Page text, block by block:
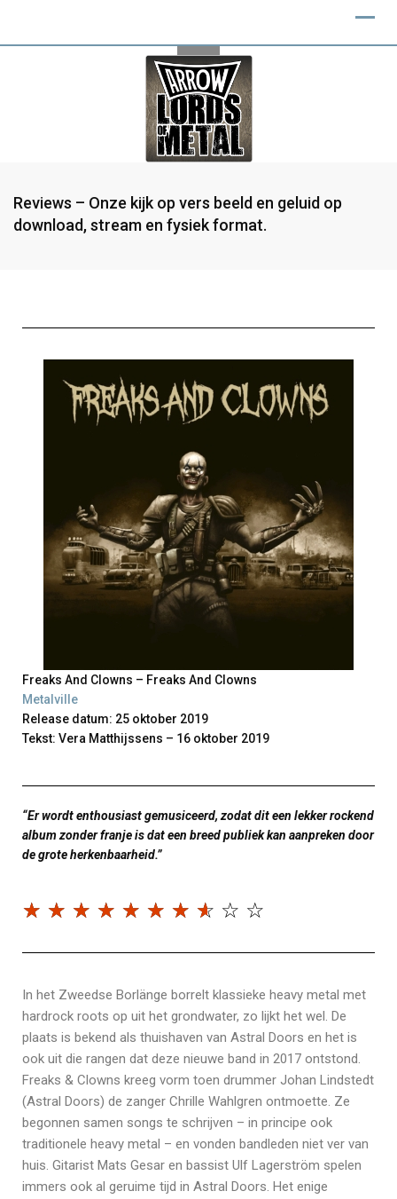
Reviews – Onze kijk op vers beeld en geluid op
download, stream en fysiek format.
Freaks And Clowns – Freaks And Clowns
Metalville
Release datum: 25 oktober 2019
Tekst: Vera Matthijssens – 16 oktober 2019
“Er wordt enthousiast gemusiceerd, zodat dit een lekker rockend
album zonder franje is dat een breed publiek kan aanpreken door
de grote herkenbaarheid.”
☆ ☆ ☆ ☆ ☆ ☆ ☆ ☆ ☆ ☆
In het Zweedse Borlänge borrelt klassieke heavy metal met
hardrock roots op uit het grondwater, zo lijkt het wel. De
plaats is bekend als thuishaven van Astral Doors en het is
ook uit die rangen dat deze nieuwe band in 2017 ontstond.
Freaks & Clowns kreeg vorm toen drummer Johan Lindstedt
(Astral Doors) de zanger Chrille Wahlgren ontmoette. Ze
begonnen samen songs te schrijven – in principe ook
traditionele heavy metal – en vonden bandleden niet ver van
huis. Gitarist Mats Gesar en bassist Ulf Lagerström spelen
immers ook al geruime tijd in Astral Doors. Het enige